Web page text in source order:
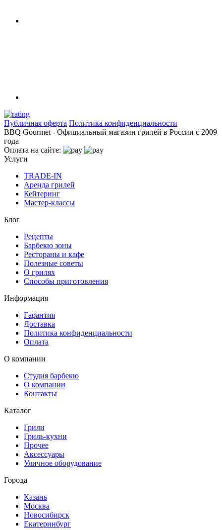
Публичная оферта Политика конфиденциальности
BBQ Gourmet - Официальный магазин грилей в России с 2009
года
Оплата на сайте:
Услуги
TRADE-IN
Аренда грилей
Кейтеринг
Мастер-классы
Блог
Рецепты
Барбекю зоны
Рестораны и кафе
Полезные советы
О грилях
Способы приготовления
Информация
Гарантия
Доставка
Политика конфиденциальности
Оплата
О компании
Студия барбекю
О компании
Контакты
Каталог
Грили
Гриль-кухни
Прочее
Аксессуары
Уличное оборудование
Города
Казань
Москва
Новосибирск
Екатеринбург